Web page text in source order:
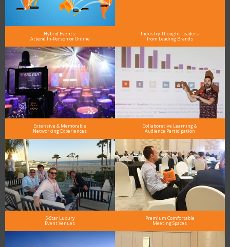
Hybrid Events:
Attend In-Person or Online
Industry Thought Leaders
from Leading Brands
Extensive & Memorable
Networking Experiences
Collaborative Learning &
Audience Participation
5-Star Luxury
Event Venues
Premium Comfortable
Meeting Spaces